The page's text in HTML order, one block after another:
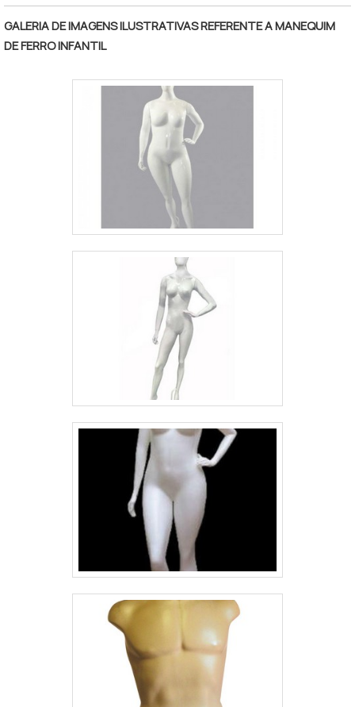
GALERIA DE IMAGENS ILUSTRATIVAS REFERENTE A MANEQUIM
DE FERRO INFANTIL